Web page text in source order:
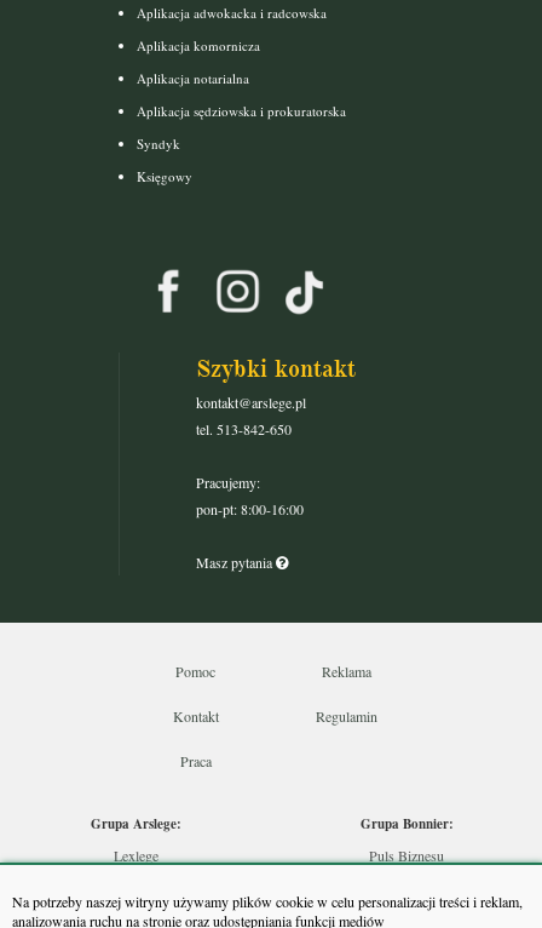
Na potrzeby naszej witryny używamy plików cookie w celu personalizacji treści i reklam,
analizowania ruchu na stronie oraz udostępniania funkcji mediów
Aplikacja adwokacka i radcowska
Aplikacja komornicza
Aplikacja notarialna
Aplikacja sędziowska i prokuratorska
Syndyk
Księgowy
Szybki kontakt
kontakt@arslege.pl
tel. 513-842-650
Pracujemy:
pon-pt: 8:00-16:00
Masz pytania
Pomoc Reklama
Kontakt Regulamin
Praca
Grupa Arslege:
Lexlege
Skarbowcy
Grupa Bonnier:
Puls Biznesu
Puls Medycyny